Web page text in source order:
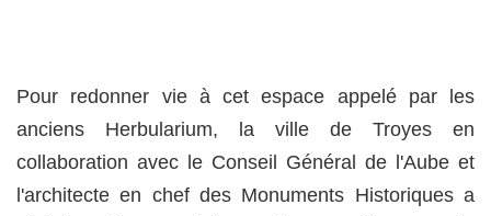
Pour redonner vie à cet espace appelé par les
anciens Herbularium, la ville de Troyes en
collaboration avec le Conseil Général de l'Aube et
l'architecte en chef des Monuments Historiques a